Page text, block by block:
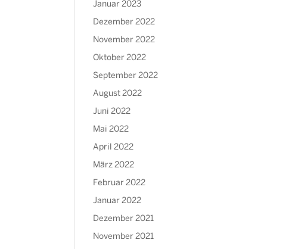
Januar 2023
Dezember 2022
November 2022
Oktober 2022
September 2022
August 2022
Juni 2022
Mai 2022
April 2022
März 2022
Februar 2022
Januar 2022
Dezember 2021
November 2021